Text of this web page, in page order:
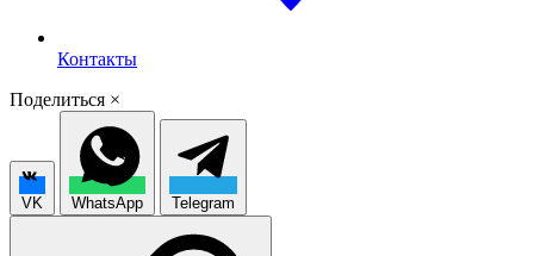
Контакты
Поделиться ×
VK WhatsApp Telegram